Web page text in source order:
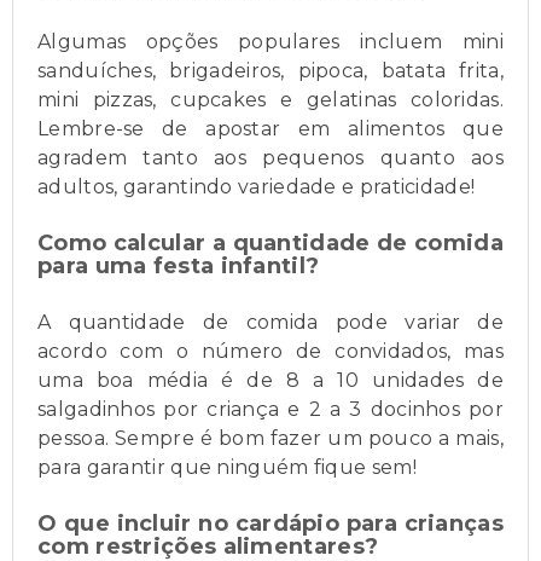
Algumas opções populares incluem mini
sanduíches, brigadeiros, pipoca, batata frita,
mini pizzas, cupcakes e gelatinas coloridas.
Lembre-se de apostar em alimentos que
agradem tanto aos pequenos quanto aos
adultos, garantindo variedade e praticidade!
Como calcular a quantidade de comida
para uma festa infantil?
A quantidade de comida pode variar de
acordo com o número de convidados, mas
uma boa média é de 8 a 10 unidades de
salgadinhos por criança e 2 a 3 docinhos por
pessoa. Sempre é bom fazer um pouco a mais,
para garantir que ninguém fique sem!
O que incluir no cardápio para crianças
com restrições alimentares?